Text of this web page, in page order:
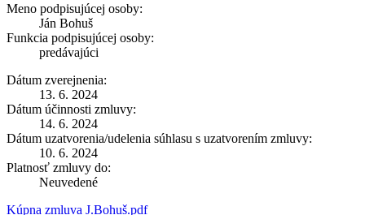
Meno podpisujúcej osoby:
Ján Bohuš
Funkcia podpisujúcej osoby:
predávajúci
Dátum zverejnenia:
13. 6. 2024
Dátum účinnosti zmluvy:
14. 6. 2024
Dátum uzatvorenia/udelenia súhlasu s uzatvorením zmluvy:
10. 6. 2024
Platnosť zmluvy do:
Neuvedené
Kúpna zmluva J.Bohuš.pdf